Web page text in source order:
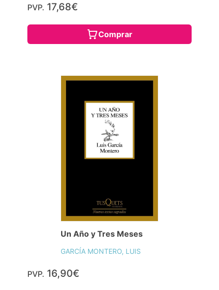
PVP. 17,68€
Comprar
Un Año y Tres Meses
GARCÍA MONTERO, LUIS
PVP. 16,90€